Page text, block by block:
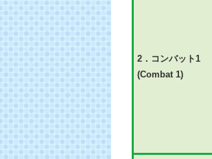
2．コンバット1
(Combat 1)